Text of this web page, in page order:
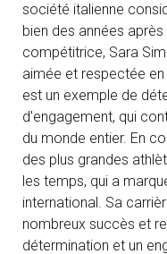
société italienne
bien des années
compétitrice, Sara
aimée et respectée
est un exemple de
d'engagement, qui
du monde entier. En
des plus grandes
les temps, qui a
international. Sa
nombreux succès et
détermination et un